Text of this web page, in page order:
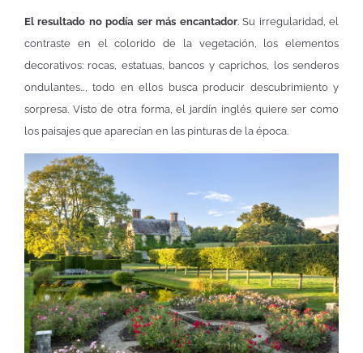
El resultado no podía ser más encantador. Su irregularidad, el
contraste en el colorido de la vegetación, los elementos
decorativos: rocas, estatuas, bancos y caprichos, los senderos
ondulantes…, todo en ellos busca producir descubrimiento y
sorpresa. Visto de otra forma, el jardín inglés quiere ser como
los paisajes que aparecían en las pinturas de la época.